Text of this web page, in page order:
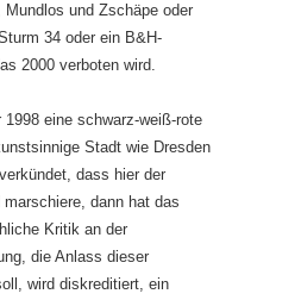
Mundlos und Zschäpe oder
34 oder ein B&H-
2000 verboten wird.
eine schwarz-weiß-rote
Stadt wie Dresden
dass hier der
dann hat das
Kritik an der
die Anlass dieser
wird diskreditiert, ein